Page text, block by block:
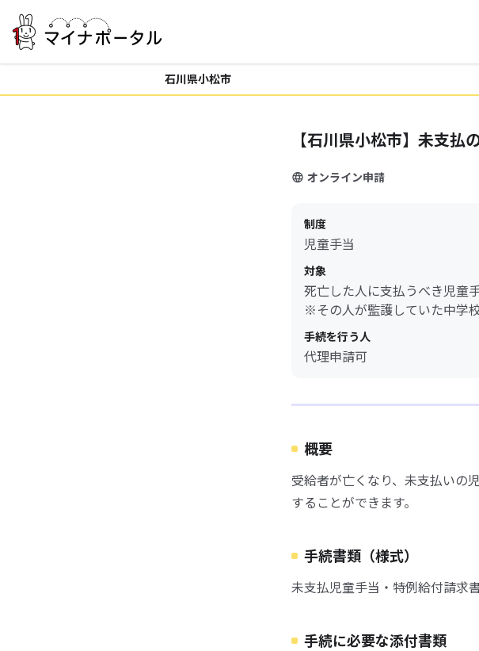
石川県小松市
【石川県小松市】未支払
オンライン申請
制度
児童手当
対象
死亡した人に支払うべき児童
※その人が監護していた中学
手続を行う人
代理申請可
概要
受給者が亡くなり、未支払いの
することができます。
手続書類（様式）
未支払児童手当・特例給付請求
手続に必要な添付書類